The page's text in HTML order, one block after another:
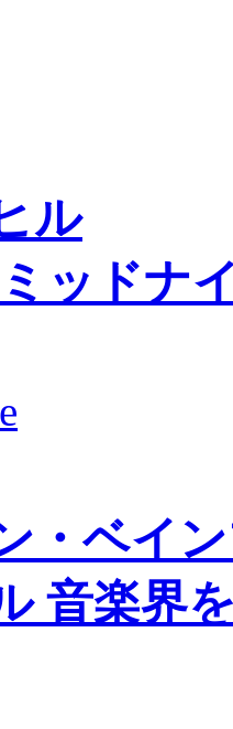
ル
ミッドナ
・ベイ
音楽界